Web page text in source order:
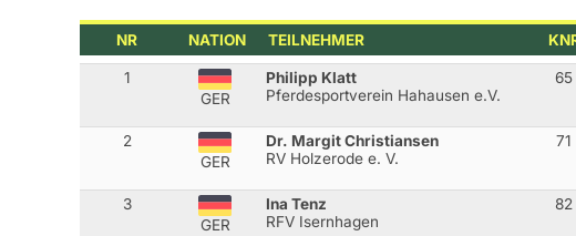
NR NATION TEILNEHMER
1
GER
Philipp Klatt
Pferdesportverein Hahausen e.V.
65
2
GER
Dr. Margit Christiansen
RV Holzerode e. V.
71
3
GER
Ina Tenz
RFV Isernhagen
82